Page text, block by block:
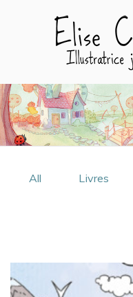
All Livres